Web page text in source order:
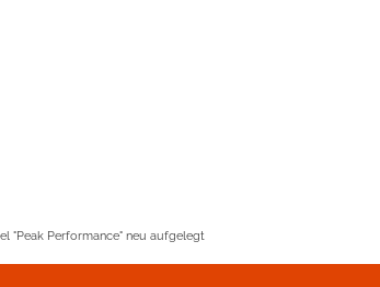
"Peak Performance" neu aufgelegt